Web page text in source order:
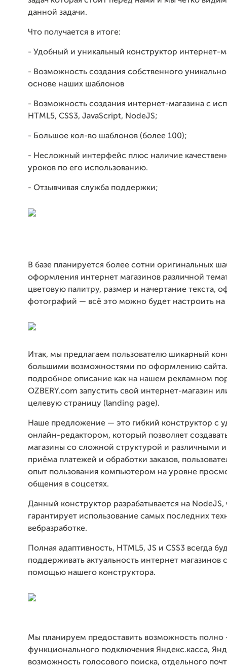
данной задачи.
Что получается в итоге:
- Удобный и уникальный конструктор интернет-
- Возможность создания собственного
основе наших шаблонов
- Возможность создания интернет-магазина с
HTML5, CSS3, JavaScript, NodeJS;
- Большое кол-во шаблонов (более 100);
- Несложный интерфейс плюс наличие
уроков по его использованию.
- Отзывчивая служба поддержки;
В базе планируется более сотни оригинальных
оформления интернет магазинов различной
цветовую палитру, размер и начертание текста,
фотографий — всё это можно будет настроить на
Итак, мы предлагаем пользователю шикарный
большими возможностями по оформлению
подробное описание как на нашем рекламном
OZBERY.com запустить свой интернет-магазин
целевую страницу (landing page).
Наше предложение — это гибкий конструктор с
онлайн-редактором, который позволяет
магазины со сложной структурой и различными
приёма платежей и обработки заказов,
опыт пользования компьютером на уровне
общения в соцсетях.
Данный конструктор разрабатывается на NodeJS,
гарантирует использование самых последних
вебразработке.
Полная адаптивность, HTML5, JS и CSS3 всегда
поддерживать актуальность интернет магазинов
помощью нашего конструктора.
Мы планируем предоставить возможность полно
функционального подключения Яндекс.касса,
возможность голосового поиска, отдельного